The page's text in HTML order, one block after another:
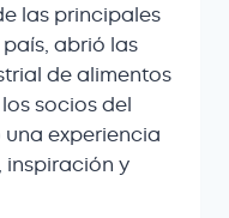
las principales
abrió las
de alimentos
socios del
experiencia
inspiración y